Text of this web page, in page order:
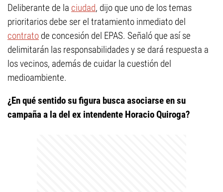
Deliberante de la ciudad, dijo que uno de los temas
prioritarios debe ser el tratamiento inmediato del
contrato de concesión del EPAS. Señaló que así se
delimitarán las responsabilidades y se dará respuesta a
los vecinos, además de cuidar la cuestión del
medioambiente.
¿En qué sentido su figura busca asociarse en su
campaña a la del ex intendente Horacio Quiroga?